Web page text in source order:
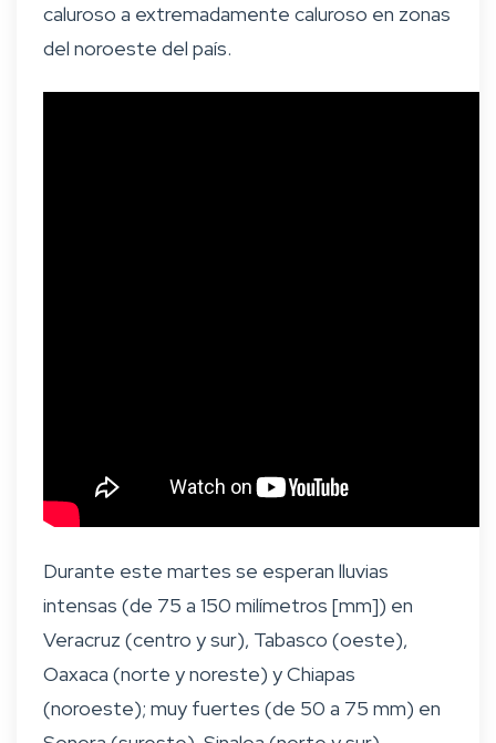
caluroso a extremadamente caluroso en zonas
del noroeste del país.
Durante este martes se esperan lluvias
intensas (de 75 a 150 milímetros [mm]) en
Veracruz (centro y sur), Tabasco (oeste),
Oaxaca (norte y noreste) y Chiapas
(noroeste); muy fuertes (de 50 a 75 mm) en